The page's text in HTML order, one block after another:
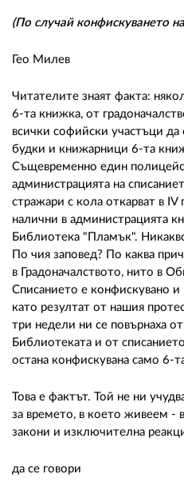
(По случай конфискуването
Гео Милев
Читателите знаят факта:
6-та книжка, от
всички софийски участъци да
будки и книжарници 6-та
Същевременно един
администрацията на
стражари с кола откарват в
налични в администрацията
Библиотека "Пламък".
По чия заповед? По каква
в Градоначалството, нито в
Списанието е конфискувано
като резултат от нашия
три недели ни се повърнаха
Библиотеката и от
остана конфискувана само 6-
Това е фактът. Той не ни
за времето, в което живеем -
закони и изключителна
да се говори